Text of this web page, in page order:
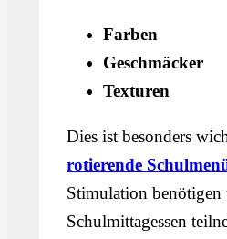
Farben
Geschmäcker
Texturen
Dies ist besonders
rotierende
Stimulation benötigen
Schulmittagessen